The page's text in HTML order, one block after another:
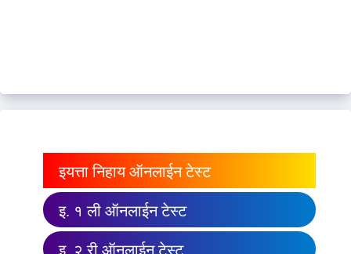
इयत्ता निहाय ऑनलाईन टेस्ट
इ. १ ली ऑनलाईन टेस्ट
इ. २ री ऑनलाईन टेस्ट